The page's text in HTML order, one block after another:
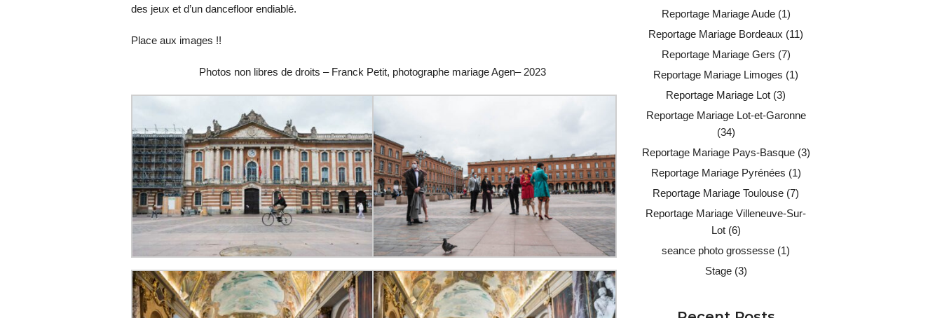
des jeux et d’un dancefloor endiablé.
Place aux images !!
Photos non libres de droits – Franck Petit, photographe mariage Agen– 2023
Reportage Mariage Aude(1)
Reportage Mariage Bordeaux (11)
Reportage Mariage Gers (7)
Reportage Mariage Limoges (1)
Reportage Mariage Lot (3)
Reportage Mariage Lot-et-Garonne
(34)
Reportage Mariage Pays-Basque(3)
Reportage Mariage Pyrénées (1)
Reportage Mariage Toulouse (7)
Reportage Mariage Villeneuve-Sur-
Lot(6)
seance photo grossesse (1)
Stage(3)